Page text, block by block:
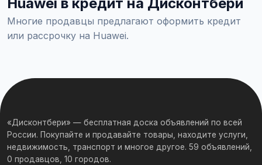
Многие продавцы предлагают оформить кредит
или рассрочку на Huawei.
«Дисконтбери» — бесплатная доска объявлений по всей
России. Покупайте и продавайте товары, находите услуги,
недвижимость, транспорт и многое другое. 59 объявлений,
0 продавцов, 10 городов.